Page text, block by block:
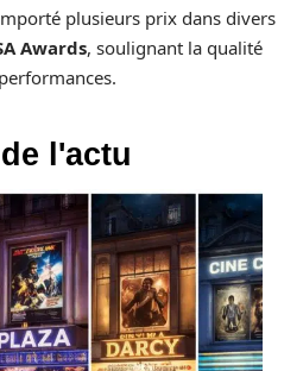
plusieurs prix dans divers
Awards, soulignant la qualité
l'actu